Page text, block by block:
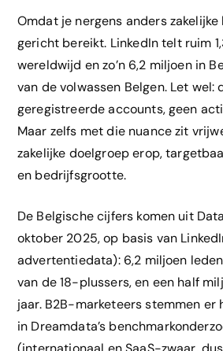
Omdat je nergens anders zakelijke
gericht bereikt. LinkedIn telt ruim
wereldwijd en zo’n 6,2 miljoen in
van de volwassen Belgen. Let wel:
geregistreerde accounts, geen
Maar zelfs met die nuance zit
zakelijke doelgroep erop,
en bedrijfsgrootte.
De Belgische cijfers komen uit
oktober 2025, op basis van
advertentiedata): 6,2 miljoen
van de 18-plussers, en een half
jaar. B2B-marketeers stemmen er
in Dreamdata’s